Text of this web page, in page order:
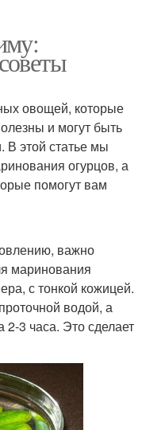
овощей, которые
и могут быть
В этой статье мы
огурцов, а
помогут вам
важно
маринования
с тонкой кожицей.
водой, а
2-3 часа. Это сделает